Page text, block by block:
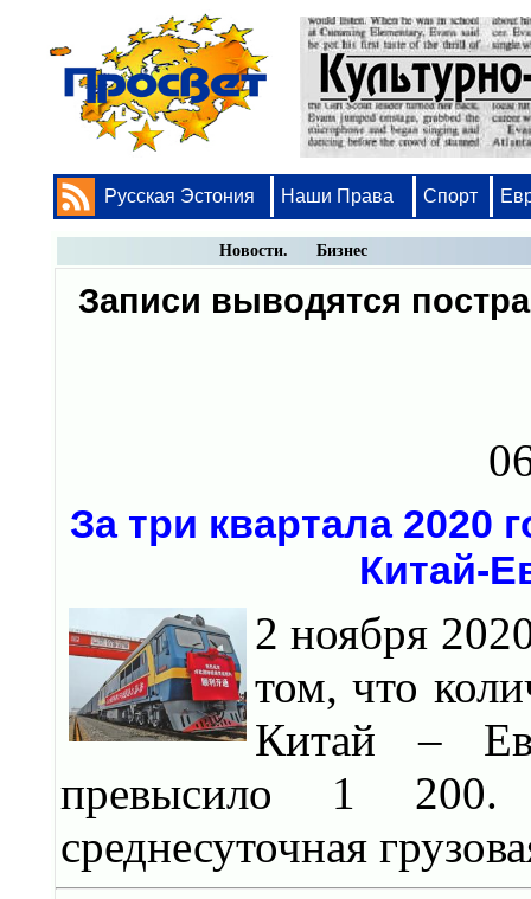
Русская Эстония Наши Права Спорт
Новости. Бизнес
Записи выводятся
За три квартала 2020
Китай-
2 ноября
том, что
Китай –
превысило 1 200.
среднесуточная